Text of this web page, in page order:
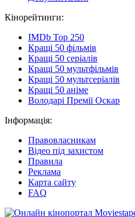
Кінорейтинги:
IMDb Top 250
Кращі 50 фільмів
Кращі 50 серіалів
Кращі 50 мультфільмів
Кращі 50 мультсеріалів
Кращі 50 аніме
Володарі Премії Оскар
Інформація:
Правовласникам
Відео під захистом
Правила
Реклама
Карта сайту
FAQ